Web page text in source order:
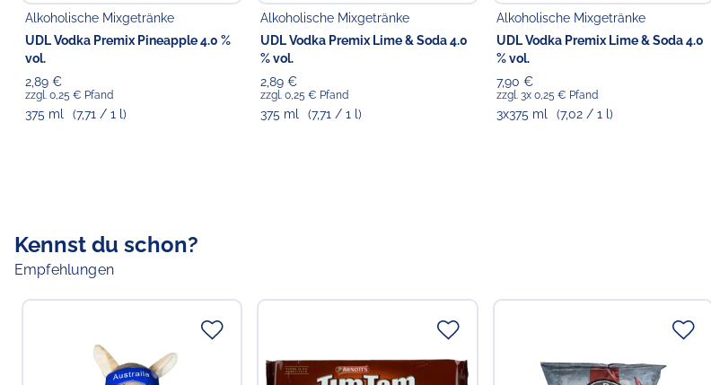
Alkoholische Mixgetränke
UDL Vodka Premix Pineapple 4.0 %
vol.
2,89 €
zzgl. 0,25 € Pfand
375 ml (7,71 / 1 l)
Alkoholische Mixgetränke
UDL Vodka Premix Lime & Soda 4.0
% vol.
2,89 €
zzgl. 0,25 € Pfand
375 ml (7,71 / 1 l)
Alkoholische Mixgetränke
UDL Vodka Premix Lime & Soda 4.0
% vol.
7,90 €
zzgl. 3x 0,25 € Pfand
3x375 ml (7,02 / 1 l)
Kennst du schon?
Empfehlungen